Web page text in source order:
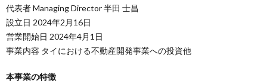
代表者 Managing Director 半田 士昌
設立日 2024年2月16日
営業開始日 2024年4月1日
事業内容 タイにおける不動産開発事業への投資他
本事業の特徴